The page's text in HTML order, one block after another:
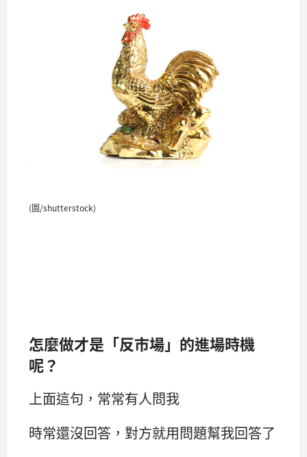
(圖/shutterstock)
怎麼做才是「反市場」的進場時機
呢？
上面這句，常常有人問我
時常還沒回答，對方就用問題幫我回答了